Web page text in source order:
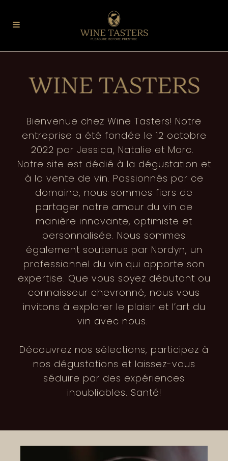
Bienvenue chez Wine Tasters! Notre
entreprise a été fondée le 12 octobre
2022 par Jessica, Natalie et Marc.
Notre site est dédié à la dégustation et
à la vente de vin. Passionnés par ce
domaine, nous sommes fiers de
partager notre amour du vin de
manière innovante, optimiste et
personnalisée. Nous sommes
également soutenus par Nordyn, un
professionnel du vin qui apporte son
expertise. Que vous soyez débutant ou
connaisseur chevronné, nous vous
invitons à explorer le plaisir et l’art du
vin avec nous.
Découvrez nos sélections, participez à
nos dégustations et laissez-vous
séduire par des expériences
inoubliables. Santé!